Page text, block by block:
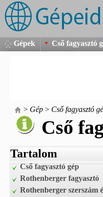
Gépek
Cső fagyasztó
> Gép > Cső fagyasztó
Cső
Tartalom
Cső fagyasztó gép
Rothenberger fagyasztó
Rothenberger szerszám